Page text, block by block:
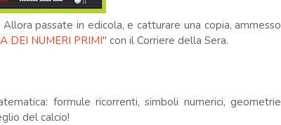
Allora passate in edicola, e catturare una copia, ammesso
DEI NUMERI PRIMI" con il Corriere della Sera.
formule ricorrenti, simboli numerici, geometrie
del calcio!